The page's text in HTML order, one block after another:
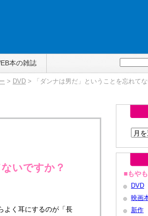
本の雑誌
> DVD > 「ダンナは男だ」ということを忘れて
いですか？
よく耳にするのが「長
■もや
DVD
映画
新作